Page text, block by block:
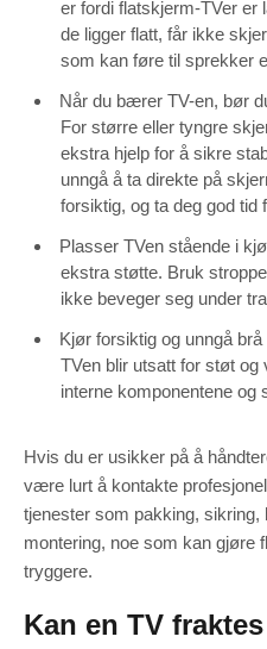
er fordi flatskjerm-TVer
de ligger flatt, får ikke
som kan føre til sprekker
Når du bærer TV-en, bør
For større eller tyngre
ekstra hjelp for å sikre
unngå å ta direkte på
forsiktig, og ta deg god tid
Plasser TVen stående i
ekstra støtte. Bruk
ikke beveger seg under
Kjør forsiktig og unngå
TVen blir utsatt for støt og
interne komponentene og
Hvis du er usikker på å
være lurt å kontakte
tjenester som pakking,
montering, noe som kan gjøre
tryggere.
Kan en TV